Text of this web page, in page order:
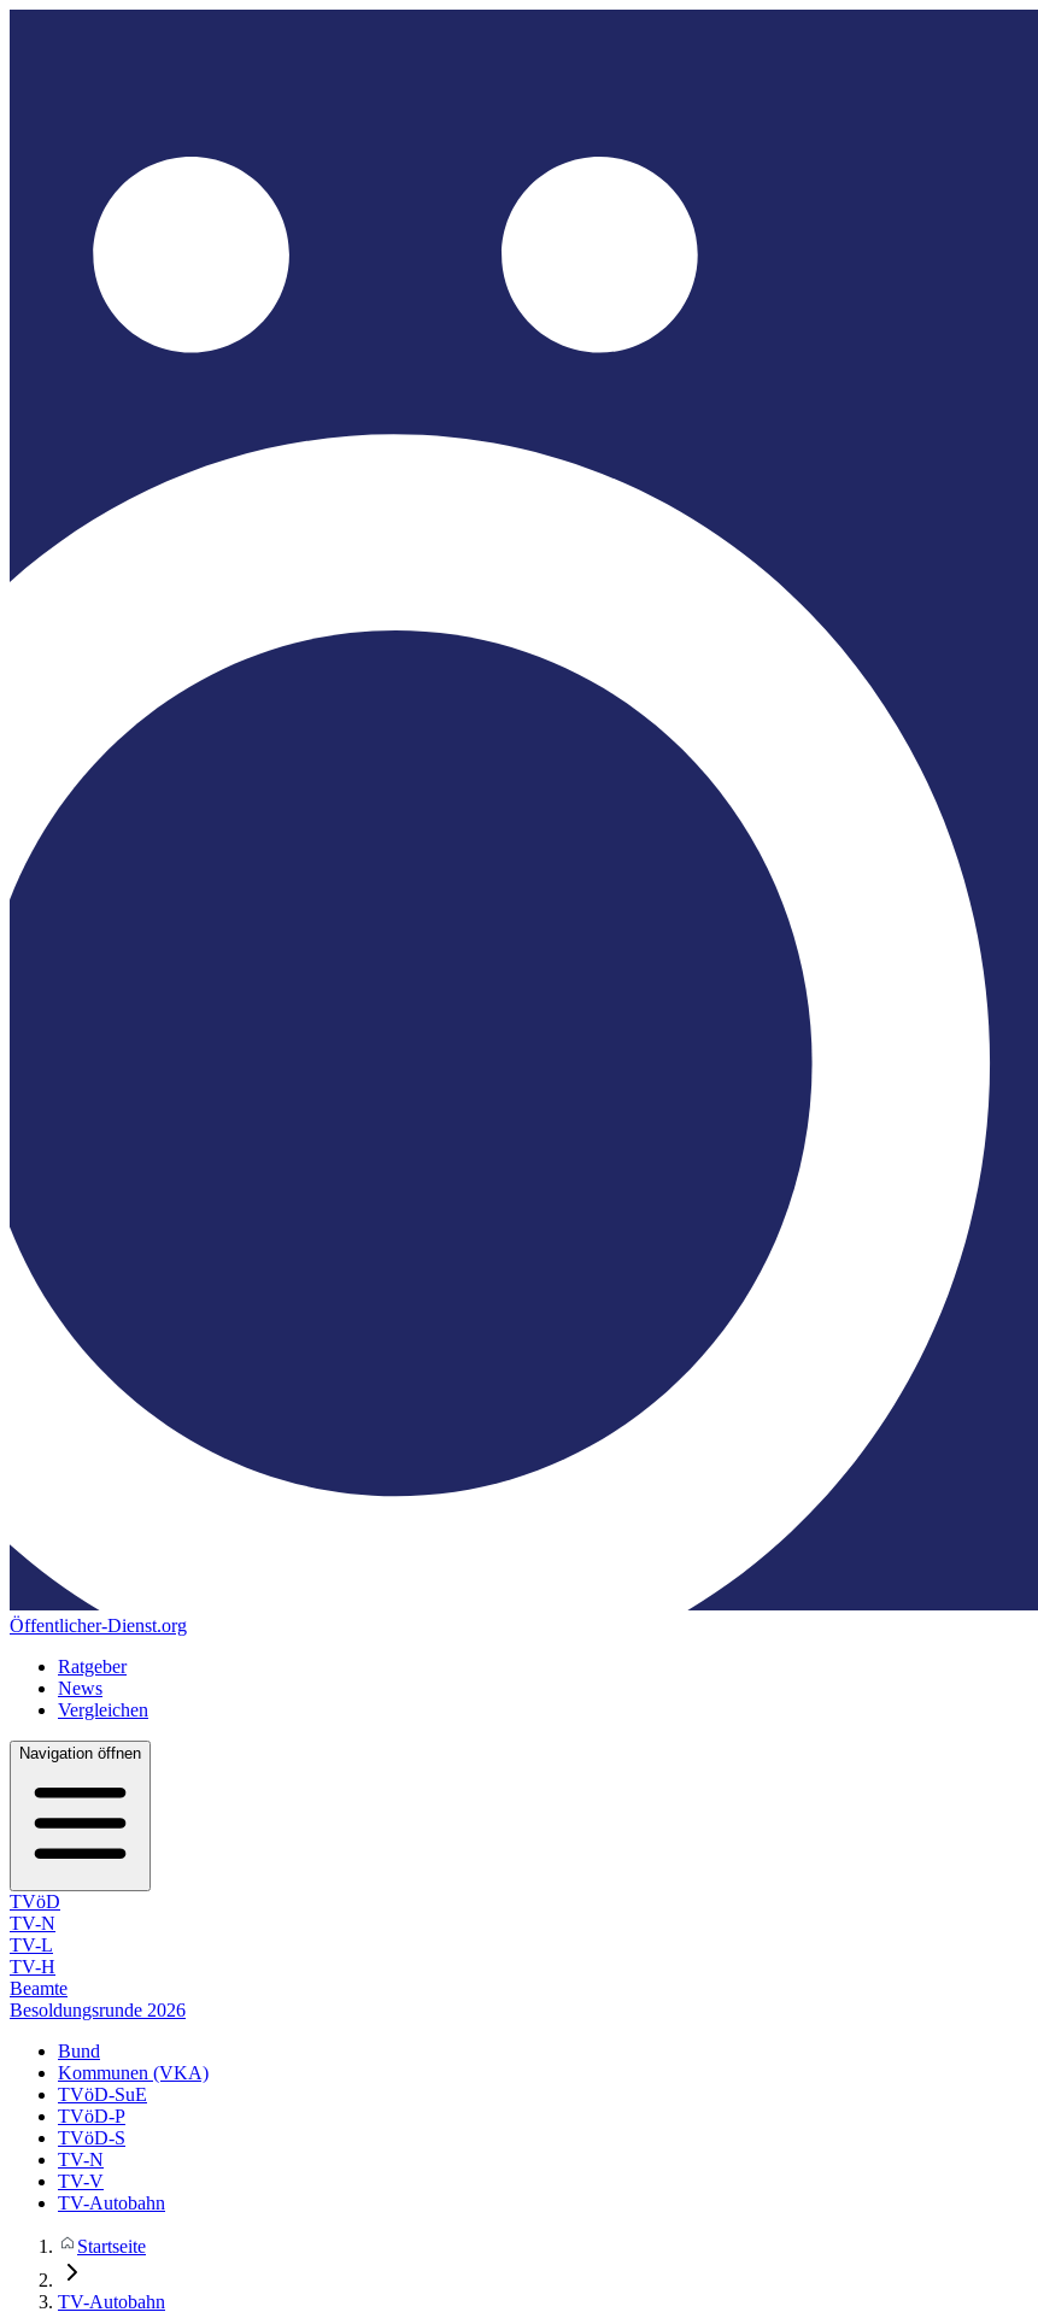
Öffentlicher-Dienst.org
Ratgeber
News
Vergleichen
Navigation öffnen
TVöD
TV-N
TV-L
TV-H
Beamte
Besoldungsrunde 2026
Bund
Kommunen (VKA)
TVöD-SuE
TVöD-P
TVöD-S
TV-N
TV-V
TV-Autobahn
Startseite
TV-Autobahn